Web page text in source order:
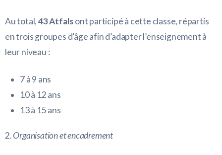
Au total,43 Atfalsont participé à cette classe, répartis
en trois groupes d’âge afin d’adapter l’enseignement à
leur niveau :
7 à 9 ans
10 à 12 ans
13 à 15 ans
2.Organisation et encadrement